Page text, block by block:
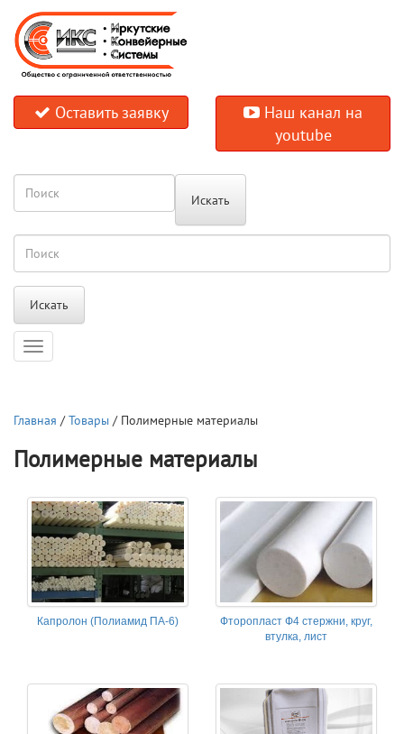
Оставить заявку
Наш канал на
youtube
Искать
Искать
Навигация
Главная /Товары / Полимерные материалы
Полимерные материалы
Капролон (Полиамид ПА-6)
Фторопласт Ф4 стержни, круг,
втулка, лист